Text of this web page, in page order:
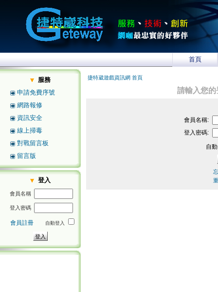
首頁
服務
申請免費序號
網路報修
資訊安全
線上掃毒
對戰留言板
留言版
登入
會員名稱
登入密碼
會員註冊 自動登入
捷特崴遊戲資訊網 首頁
請輸入您
會員名稱:
登入密碼:
自